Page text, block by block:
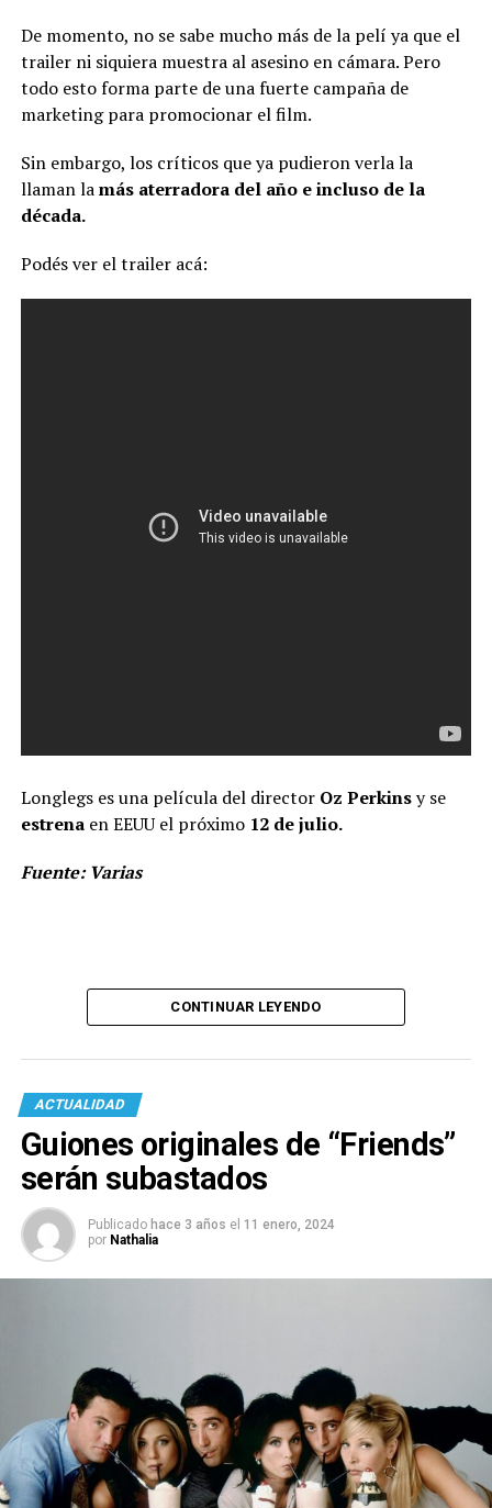
De momento, no se sabe mucho más de la pelí ya que el
trailer ni siquiera muestra al asesino en cámara. Pero
todo esto forma parte de una fuerte campaña de
marketing para promocionar el film.
Sin embargo, los críticos que ya pudieron verla la
llaman lamás aterradora del año e incluso de la
década.
Podés ver el trailer acá:
Longlegs es una película del director Oz Perkinsy se
estrenaen EEUU el próximo12 de julio.
Fuente: Varias
CONTINUAR LEYENDO
ACTUALIDAD
Guiones originales de “Friends”
serán subastados
Publicado hace 3 años el 11 enero, 2024
por Nathalia